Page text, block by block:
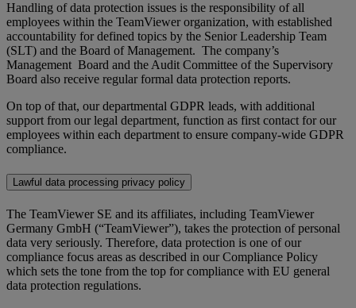
Handling of data protection issues is the responsibility of all
employees within the TeamViewer organization, with established
accountability for defined topics by the Senior Leadership Team
(SLT) and the Board of Management. The company’s
Management Board and the Audit Committee of the Supervisory
Board also receive regular formal data protection reports.
On top of that, our departmental GDPR leads, with additional
support from our legal department, function as first contact for our
employees within each department to ensure company-wide GDPR
compliance.
Lawful data processing privacy policy
The TeamViewer SE and its affiliates, including TeamViewer
Germany GmbH (“TeamViewer”), takes the protection of personal
data very seriously. Therefore, data protection is one of our
compliance focus areas as described in our Compliance Policy
which sets the tone from the top for compliance with EU general
data protection regulations.